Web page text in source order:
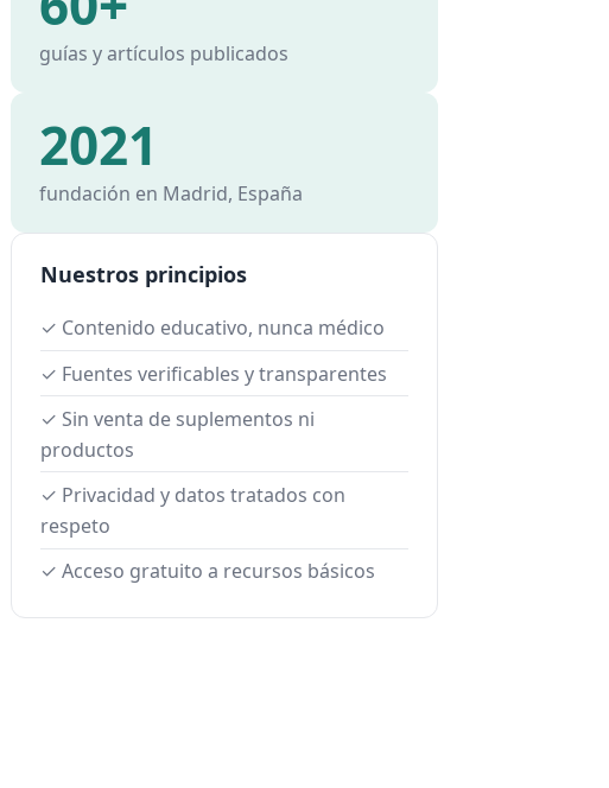
guías y artículos publicados
2021
fundación en Madrid, España
Nuestros principios
✓ Contenido educativo, nunca médico
✓ Fuentes verificables y transparentes
✓ Sin venta de suplementos ni
productos
✓ Privacidad y datos tratados con
respeto
✓ Acceso gratuito a recursos básicos